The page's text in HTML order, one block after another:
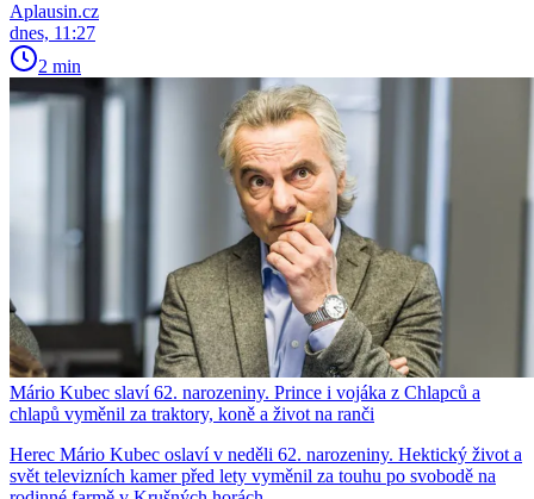
Aplausin.cz
dnes, 11:27
2 min
Mário Kubec slaví 62. narozeniny. Prince i vojáka z Chlapců a
chlapů vyměnil za traktory, koně a život na ranči
Herec Mário Kubec oslaví v neděli 62. narozeniny. Hektický život a
svět televizních kamer před lety vyměnil za touhu po svobodě na